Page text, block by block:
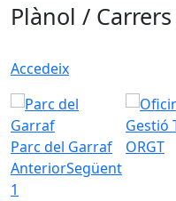
Plànol / Carrers
Accedeix
Parc del Garraf ORGT
AnteriorSegüent
1